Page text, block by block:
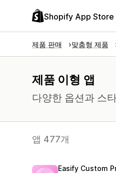
Shopify App Store
제품 판매 맞춤형 제품
제품 이형 앱
다양한 옵션과 스
앱 477개
Easify Custom